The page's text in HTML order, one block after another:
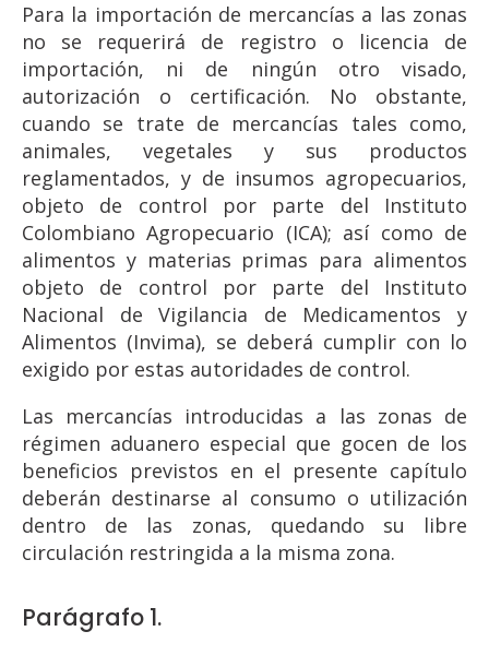
Para la importación de mercancías a las zonas
no se requerirá de registro o licencia de
importación, ni de ningún otro visado,
autorización o certificación. No obstante,
cuando se trate de mercancías tales como,
animales, vegetales y sus productos
reglamentados, y de insumos agropecuarios,
objeto de control por parte del Instituto
Colombiano Agropecuario (ICA); así como de
alimentos y materias primas para alimentos
objeto de control por parte del Instituto
Nacional de Vigilancia de Medicamentos y
Alimentos (Invima), se deberá cumplir con lo
exigido por estas autoridades de control.
Las mercancías introducidas a las zonas de
régimen aduanero especial que gocen de los
beneficios previstos en el presente capítulo
deberán destinarse al consumo o utilización
dentro de las zonas, quedando su libre
circulación restringida a la misma zona.
Parágrafo 1.